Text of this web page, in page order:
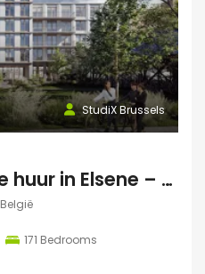
StudiX Brussels
Studentenkoten te huur in Elsene – Residentie StudiX
171 Bedrooms